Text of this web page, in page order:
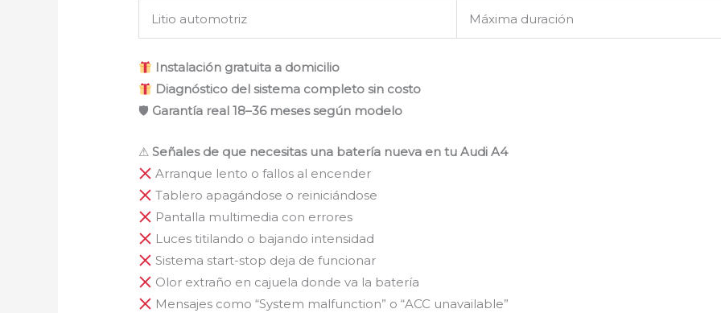
Litio automotriz Máxima duración
Instalación gratuita a domicilio
Diagnóstico del sistema completo sin costo
🛡 Garantía real 18–36 meses según modelo
⚠Señales de que necesitas una batería nueva en tu Audi A4
Arranque lento o fallos al encender
Tablero apagándose o reiniciándose
Pantalla multimedia con errores
Luces titilando o bajando intensidad
Sistema start-stop deja de funcionar
Olor extraño en cajuela donde va la batería
Mensajes como “System malfunction” o “ACC unavailable”